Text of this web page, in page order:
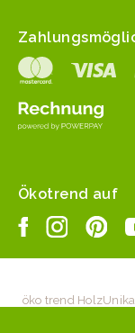
Ökotrend auf
öko trend
— 6203